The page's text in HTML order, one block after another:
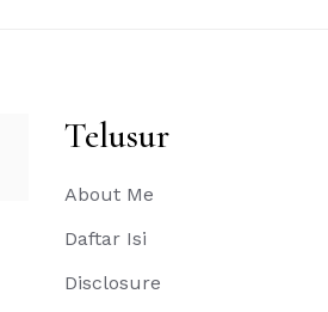
Telusur
About Me
Daftar Isi
Disclosure